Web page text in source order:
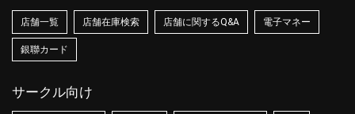
店舗一覧 店舗在庫検索 店舗に関するQ&A 電子マネー
銀聯カード
サークル向け